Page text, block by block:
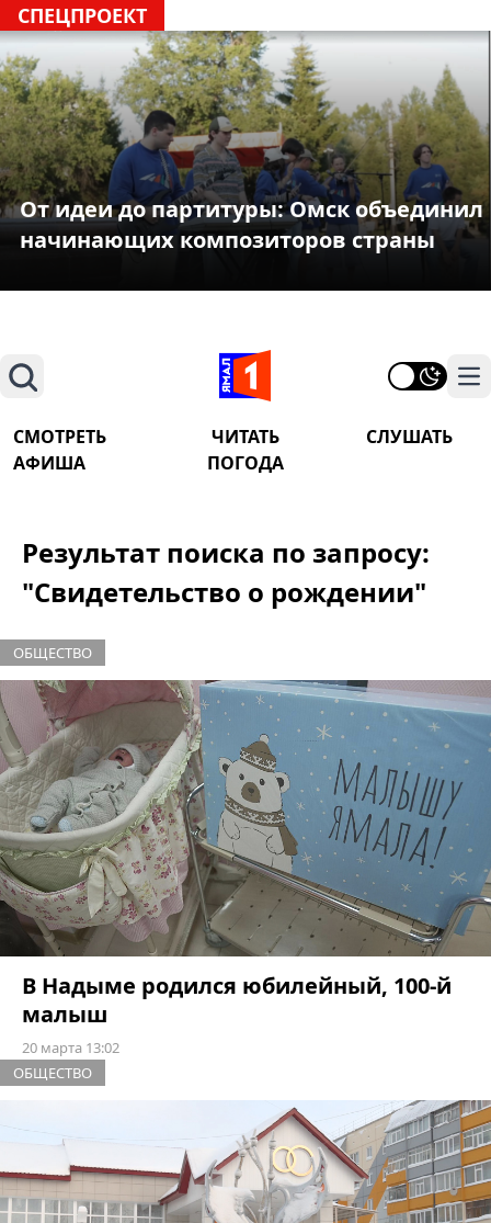
СПЕЦПРОЕКТ
От идеи до партитуры: Омск объединил
начинающих композиторов страны
Поиск
СМОТРЕТЬ ЧИТАТЬ
СЛУШАТЬ
АФИША
ПОГОДА
Результат поиска по запросу:
"Свидетельство о рождении"
ОБЩЕСТВО
В Надыме родился юбилейный, 100-й
малыш
20 марта 13:02
ОБЩЕСТВО